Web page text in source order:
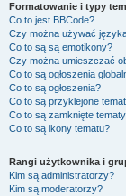
Formatowanie i typy
Co to jest BBCode?
Czy można używać
Co to są są emotikony?
Czy można umieszczać
Co to są ogłoszenia
Co to są ogłoszenia?
Co to są przyklejone
Co to są zamknięte
Co to są ikony tematu?
Rangi użytkownika i
Kim są administratorzy?
Kim są moderatorzy?